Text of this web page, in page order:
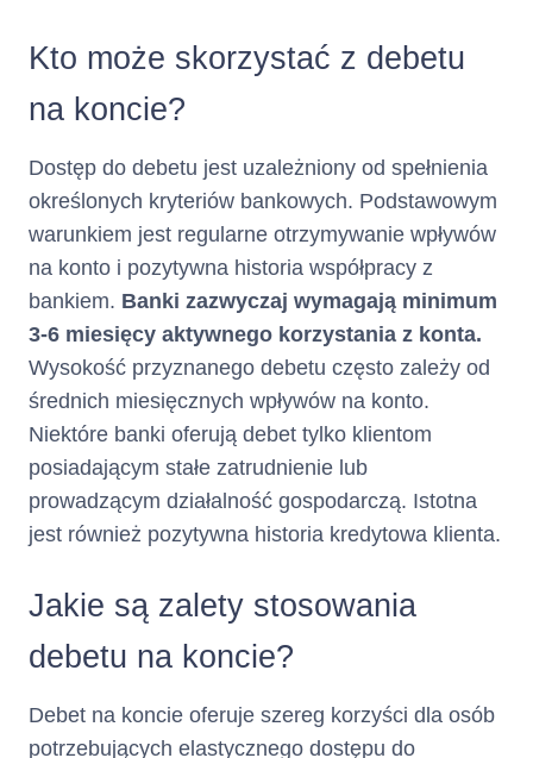
Czas obowiązywania
umowy :
Umowa zostaje zawartana
automatycznego
przedłużeniana kolejne 360-
dniowe okresy kredytowania, o
ile Klient lub Kredytodawca nie
wypowie Umowy, zadecyduje o
niewznawianiu Karty
Kredytowej Netcredit albo nie
nastąpią inne przyczyny
wskazane w Umowie
powodujące jej rozwiązanie.
Zasady i terminy spłaty
kredytu :
Klient zobowiązany jest do
dokonywaniaspłaty
Zadłużeniapo upływie
co najmniej Minimalnej Kwoty
Minimalnej Kwoty do Zapłaty
wskazane są w Zestawieniu
Kto może skorzystać z debetu
na koncie?
Dostęp do debetu jest uzależniony od spełnienia
określonych kryteriów bankowych. Podstawowym
warunkiem jest regularne otrzymywanie wpływów
na konto i pozytywna historia współpracy z
bankiem. Banki zazwyczaj wymagają minimum
3-6 miesięcy aktywnego korzystania z konta.
Wysokość przyznanego debetu często zależy od
średnich miesięcznych wpływów na konto.
Niektóre banki oferują debet tylko klientom
posiadającym stałe zatrudnienie lub
prowadzącym działalność gospodarczą. Istotna
jest również pozytywna historia kredytowa klienta.
Jakie są zalety stosowania
debetu na koncie?
Debet na koncie oferuje szereg korzyści dla osób
potrzebujących elastycznego dostępu do